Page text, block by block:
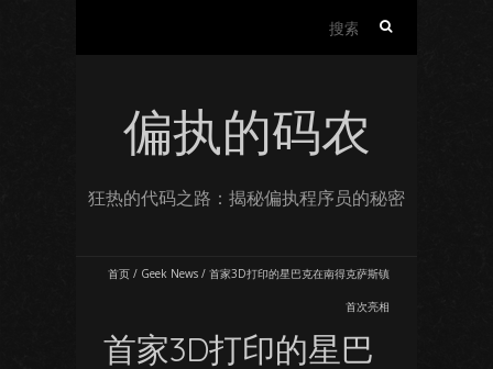
偏执的码农
狂热的代码之路：揭秘偏执程序员的秘密
首页 / Geek News / 首家3D打印的星巴克在南得克萨斯镇
首次亮相
首家3D打印的星巴